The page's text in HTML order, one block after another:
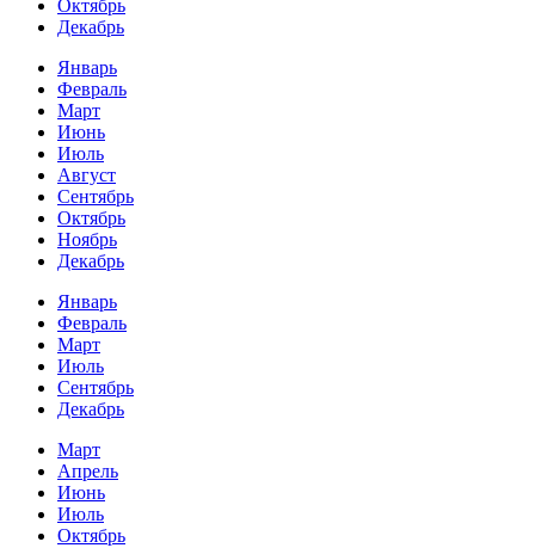
Октябрь
Декабрь
Январь
Февраль
Март
Июнь
Июль
Август
Сентябрь
Октябрь
Ноябрь
Декабрь
Январь
Февраль
Март
Июль
Сентябрь
Декабрь
Март
Апрель
Июнь
Июль
Октябрь